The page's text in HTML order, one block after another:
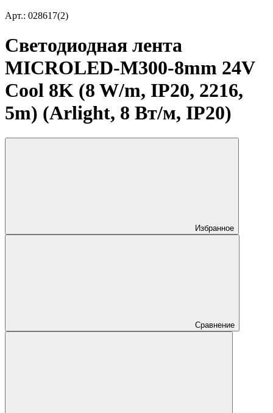
Арт.: 028617(2)
Светодиодная лента
MICROLED-M300-8mm 24V
Cool 8K (8 W/m, IP20, 2216,
5m) (Arlight, 8 Вт/м, IP20)
Избранное
Сравнение